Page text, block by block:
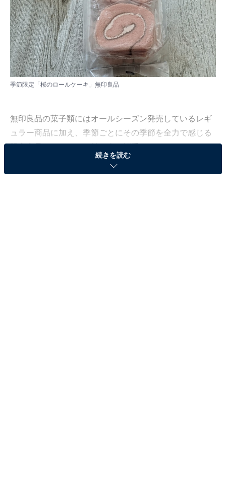
季節限定「桜のロールケーキ」無印良品
無印良品の菓子類にはオールシーズン発売しているレギ
ュラー商品に加え、季節ごとにその季節を全力で感じる
ろ並び、「あれも食べたい」「これも食べたい」と迷っ
てしまうほどです。
続きを読む